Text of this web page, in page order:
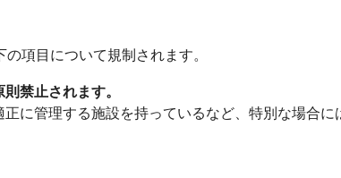
項目について規制されます。
禁止されます。
に管理する施設を持っているなど、特別な場合に